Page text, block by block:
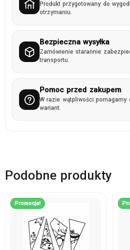
Produkt przygotowany do
otrzymaniu.
Bezpieczna wysyłka
Zamówienie starannie
transportu.
Pomoc przed zakupem
W razie wątpliwości pomagamy
wariant.
Podobne produkty
Promocja!